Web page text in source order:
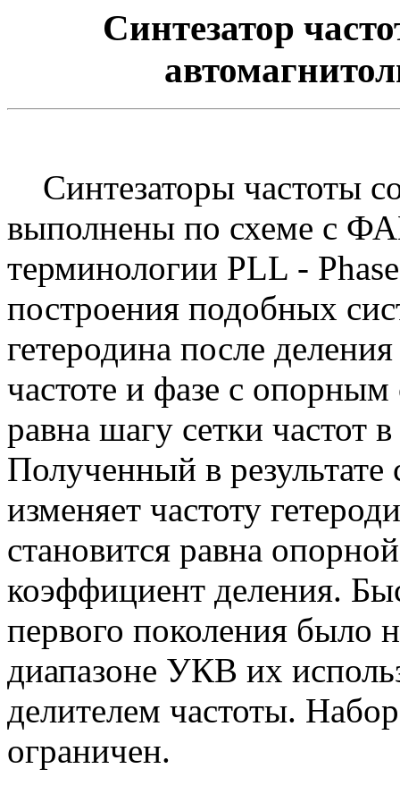
Синтезатор
Синтезаторы частоты
выполнены по схеме с
терминологии PLL -
построения подобных
гетеродина после
частоте и фазе с опорным
равна шагу сетки частот
Полученный в
изменяет частоту
становится равна
коэффициент деления.
первого поколения было
диапазоне УКВ их
делителем частоты.
ограничен.